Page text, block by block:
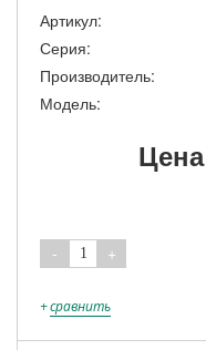
Артикул:
Серия:
Производитель:
Модель:
Цена
- 1 +
+сравнить